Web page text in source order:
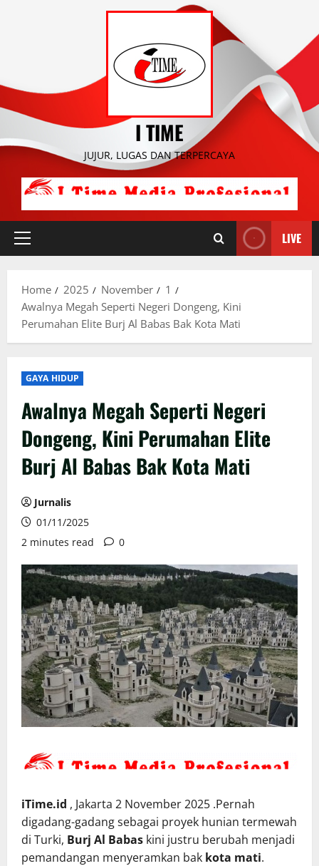
I TIME
JUJUR, LUGAS DAN TERPERCAYA
Primary
LIVE
Home 2025 November
1
Awalnya Megah Seperti Negeri Dongeng, Kini
Perumahan Elite Burj Al Babas Bak Kota Mati
GAYA HIDUP
Awalnya Megah Seperti Negeri
Dongeng, Kini Perumahan Elite
Burj Al Babas Bak Kota Mati
Jurnalis
01/11/2025
2 minutes read
0
iTime.id , Jakarta 2 November 2025 .Pernah
digadang-gadang sebagai proyek hunian termewah
di Turki, Burj Al Babas kini justru berubah menjadi
pemandangan menyeramkan bak kota mati.